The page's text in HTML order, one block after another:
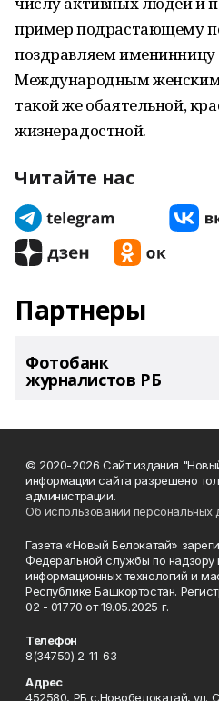
пример подрастающему
поздравляем
Международным женским
такой же обаятельной,
жизнерадостной.
Читайте нас
Партнеры
Фотобанк
журналистов РБ
© 2020-2026 Сайт издания
информации сайта разрешено
администрации.
Об использовании персональных
Газета «Новый Белокатай»
Федеральной службы по надзору
информационных технологий и
Республике Башкортостан.
02 - 01770 от 19.05.2025 г.
Телефон
8(34750) 2-11-63
Адрес
452580, РБ с.Новобелокатай, ул.